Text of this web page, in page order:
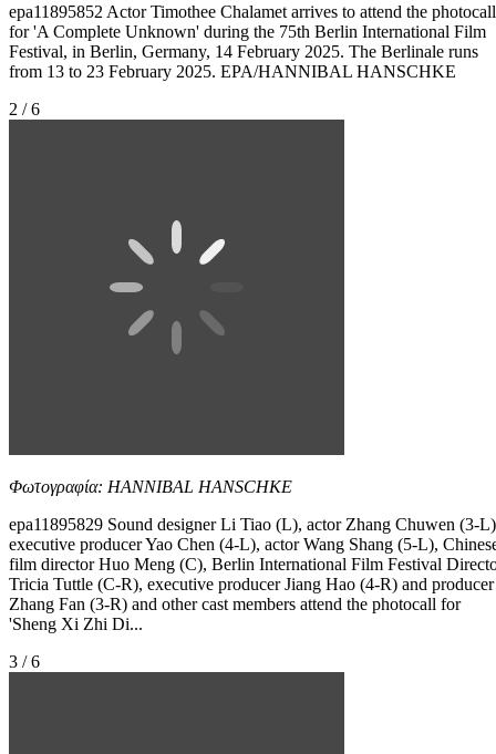
epa11895852 Actor Timothee Chalamet arrives to attend the photocall
for 'A Complete Unknown' during the 75th Berlin International Film
Festival, in Berlin, Germany, 14 February 2025. The Berlinale runs
from 13 to 23 February 2025. EPA/HANNIBAL HANSCHKE
2 / 6
Φωτογραφία: HANNIBAL HANSCHKE
epa11895829 Sound designer Li Tiao (L), actor Zhang Chuwen (3-
executive producer Yao Chen (4-L), actor Wang Shang (5-L),
film director Huo Meng (C), Berlin International Film Festival
Tricia Tuttle (C-R), executive producer Jiang Hao (4-R) and producer
Zhang Fan (3-R) and other cast members attend the photocall for
'Sheng Xi Zhi Di...
3 / 6